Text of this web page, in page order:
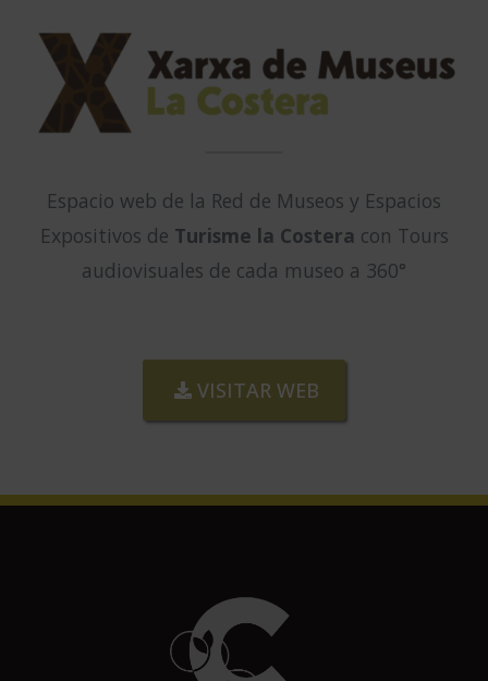
Espacio web de la Red de Museos y Espacios
Expositivos de Turisme la Costera con Tours
audiovisuales de cada museo a 360°
VISITAR WEB